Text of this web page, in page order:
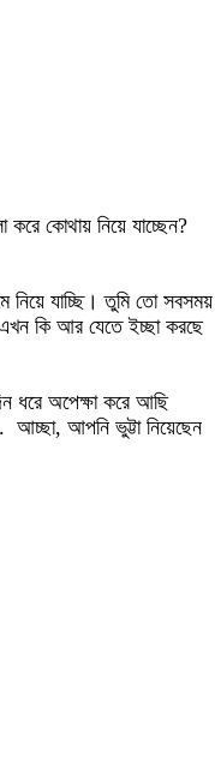
কোথায় নিয়ে যাচ্ছেন?
নিয়ে যাচ্ছি। তুমি তো সবসময়
কি আর যেতে ইচ্ছা করছে
ধরে অপেক্ষা করে আছি
আচ্ছা, আপনি ভুট্টা নিয়েছেন